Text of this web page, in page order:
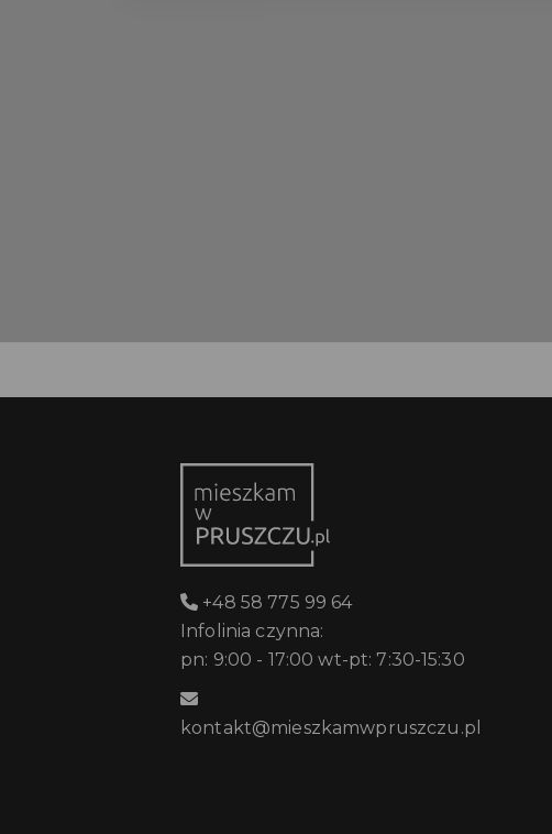
+48 58 775 99 64
Infolinia czynna:
pn: 9:00 - 17:00 wt-pt: 7:30-15:30
kontakt@mieszkamwpruszczu.pl